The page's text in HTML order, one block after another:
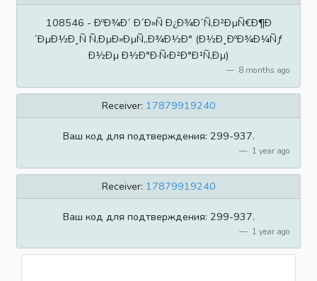
108546 - ÐºÐ¾Ð´ Ð´Ð»Ñ Ð¿Ð¾Ð´Ñ‚Ð²ÐµÑ€Ð¶Ð
´ÐµÐ½Ð¸Ñ Ñ‚ÐµÐ»ÐµÑ„Ð¾Ð½Ð° (Ð½Ð¸ÐºÐ¾Ð¼Ñƒ
Ð½Ðµ Ð½Ð°Ð·Ñ‹Ð²Ð°Ð¹Ñ‚Ðµ)
8 months ago
Receiver: 17879919240
Ваш код для подтверждения: 299-937.
1 year ago
Receiver: 17879919240
Ваш код для подтверждения: 299-937.
1 year ago